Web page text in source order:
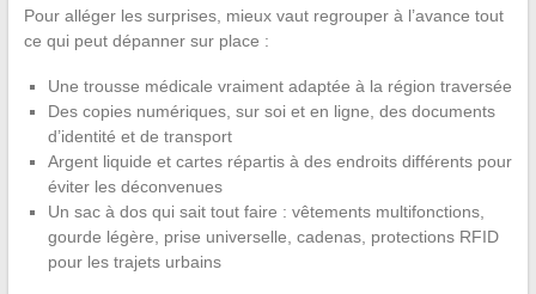
Pour alléger les surprises, mieux vaut regrouper à l’avance tout
ce qui peut dépanner sur place :
Une trousse médicale vraiment adaptée à la région traversée
Des copies numériques, sur soi et en ligne, des documents
d’identité et de transport
Argent liquide et cartes répartis à des endroits différents pour
éviter les déconvenues
Un sac à dos qui sait tout faire : vêtements multifonctions,
gourde légère, prise universelle, cadenas, protections RFID
pour les trajets urbains